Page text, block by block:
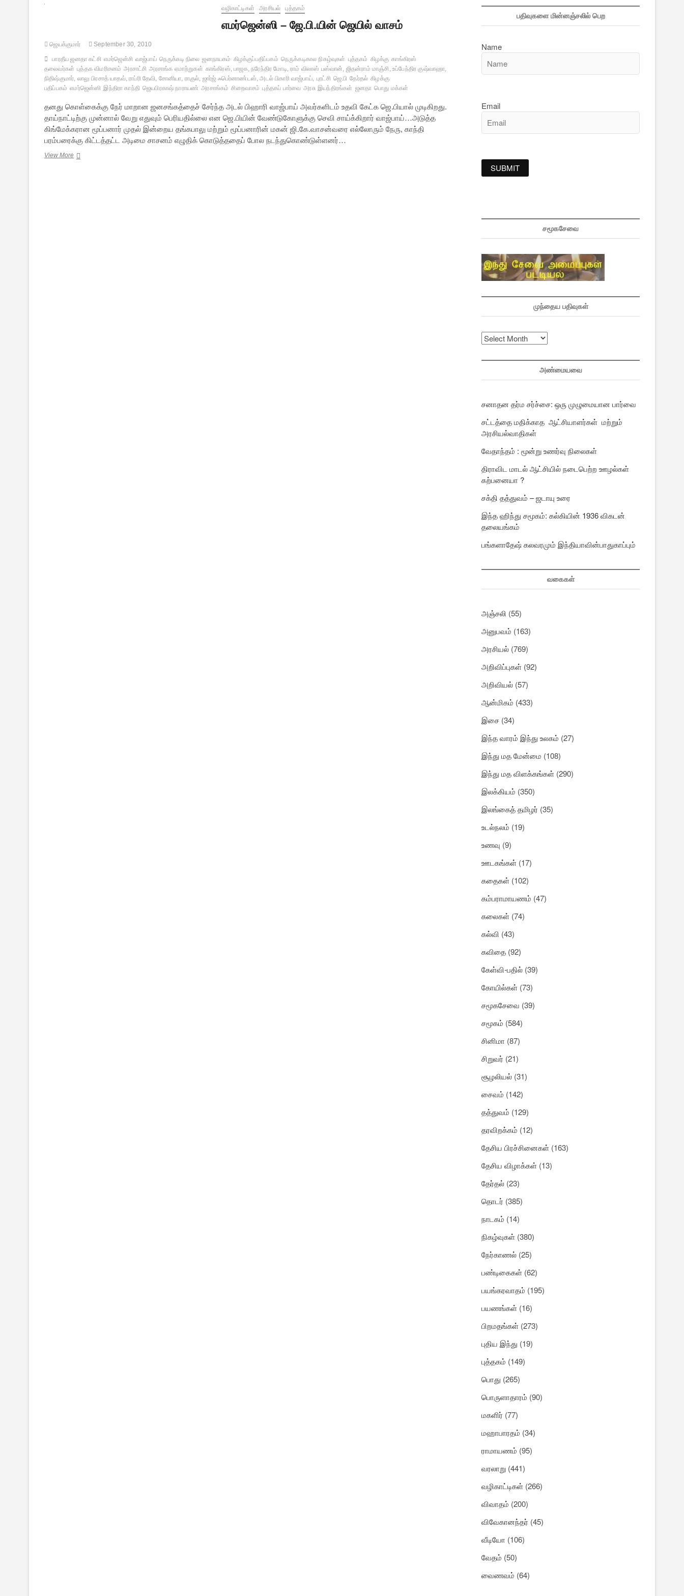
வழிகாட்டிகள் அரசியல் புத்தகம்
எமர்ஜென்ஸி – ஜே.பி.யின் ஜெயில் வாசம்
ஜெயக்குமார் September 30, 2010
பாரதீய ஜனதா கட்சி எமர்ஜென்சி வாஜ்பாய் நெருக்கடி நிலை ஜனநாயகம் கிழக்குப்பதிப்பகம் நெருக்கடிகால நிகழ்வுகள் புத்தகம் கிழக்கு காங்கிரஸ்
தலைவர்கள் புத்தக விமரிசனம் அரசாட்சி அரசாங்க ஏமாற்றுகள் காங்கிரஸ், பாஜக, நரேந்திர மோடி, ராம் விலாஸ் பஸ்வான், ஜிதன்ராம் மாஞ்சி, உப்பேந்திர குஷ்வாஹா,
நிதிஷ்குமார், லாலு பிரசாத் யாதவ், ராப்ரி தேவி, சோனியா, ராகுல், ஜார்ஜ் ஃபெர்னாண்டஸ், அடல் பிகாரி வாஜ்பாய், புரட்சி ஜெ.பி தேர்தல் கிழக்கு
பதிப்பகம் எமர்ஜென்ஸி இந்திரா காந்தி ஜெயபிரகாஷ் நாராயண் அரசாங்கம் சிறைவாசம் புத்தகப் பார்வை அரசு இயந்திரங்கள் ஜனதா பொது மக்கள்
தனது கொள்கைக்கு நேர் மாறான ஜனசங்கத்தைச் சேர்ந்த அடல் பிஹாரி வாஜ்பாய் அவர்களிடம் உதவி கேட்க ஜெ.பியால் முடிகிறது.
தாய்நாட்டிற்கு முன்னால் வேறு எதுவும் பெரியதில்லை என ஜெ.பியின் வேண்டுகோளுக்கு செவி சாய்க்கிறார் வாஜ்பாய்…அடுத்த
கிங்மேக்கரான மூப்பனார் முதல் இன்றைய தங்கபாலு மற்றும் மூப்பனாரின் மகன் ஜி.கே.வாசன்வரை எல்லோரும் நேரு, காந்தி
பரம்பரைக்கு கிட்டத்தட்ட அடிமை சாசனம் எழுதிக் கொடுத்ததைப் போல நடந்துகொண்டுள்ளனர்…
View Moreஎமர்ஜென்ஸி
பதிவுகளை மின்னஞ்சலில் பெற
Name
Email
சமூகசேவை
முந்தைய பதிவுகள்
முந்தைய
பதிவுகள்
அண்மையவை
சனாதன தர்ம சர்ச்சை: ஒரு முழுமையான பார்வை
சட்டத்தை மதிக்காத ஆட்சியாளர்கள் மற்றும்
அரசியல்வாதிகள்
வேதாந்தம் : மூன்று உணர்வு நிலைகள்
திராவிட மாடல் ஆட்சியில் நடைபெற்ற ஊழல்கள்
கற்பனையா ?
சக்தி தத்துவம் – ஜடாயு உரை
இந்த ஹிந்து சமூகம்: கல்கியின் 1936 விகடன்
தலையங்கம்
பங்களாதேஷ் கலவரமும் இந்தியாவின்பாதுகாப்பும்
வகைகள்
அஞ்சலி (55)
அனுபவம் (163)
அரசியல் (769)
அறிவிப்புகள் (92)
அறிவியல் (57)
ஆன்மிகம் (433)
இசை (34)
இந்த வாரம் இந்து உலகம் (27)
இந்து மத மேன்மை (108)
இந்து மத விளக்கங்கள் (290)
இலக்கியம் (350)
இலங்கைத் தமிழர் (35)
உடல்நலம் (19)
உணவு (9)
ஊடகங்கள் (17)
கதைகள் (102)
கம்பராமாயணம் (47)
கலைகள் (74)
கல்வி (43)
கவிதை (92)
கேள்வி-பதில் (39)
கோயில்கள் (73)
சமூகசேவை (39)
சமூகம் (584)
சினிமா (87)
சிறுவர் (21)
சூழலியல் (31)
சைவம் (142)
தத்துவம் (129)
தரவிறக்கம் (12)
தேசிய பிரச்சினைகள் (163)
தேசிய விழாக்கள் (13)
தேர்தல் (23)
தொடர் (385)
நாடகம் (14)
நிகழ்வுகள் (380)
நேர்காணல் (25)
பண்டிகைகள் (62)
பயங்கரவாதம் (195)
பயணங்கள் (16)
பிறமதங்கள் (273)
புதிய இந்து (19)
புத்தகம் (149)
பொது (265)
பொருளாதாரம் (90)
மகளிர் (77)
மஹாபாரதம் (34)
ராமாயணம் (95)
வரலாறு (441)
வழிகாட்டிகள் (266)
விவாதம் (200)
விவேகானந்தர் (45)
வீடியோ (106)
வேதம் (50)
வைணவம் (64)